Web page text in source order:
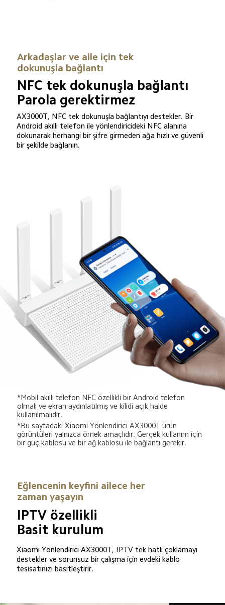
Arkadaşlar ve aile için tek
dokunuşla bağlantı
NFC tek dokunuşla bağlantı
Parola gerektirmez
AX3000T, NFC tek dokunuşla bağlantıyı destekler. Bir
Android akıllı telefon ile yönlendiricideki NFC alanına
dokunarak herhangi bir şifre girmeden ağa hızlı ve güvenli
bir şekilde bağlanın.
*Mobil akıllı telefon NFC özellikli bir Android telefon
olmalı ve ekran aydınlatılmış ve kilidi açık halde
kullanılmalıdır.
*Bu sayfadaki Xiaomi Yönlendirici AX3000T ürün
görüntüleri yalnızca örnek amaçlıdır. Gerçek kullanım için
bir güç kablosu ve bir ağ kablosu ile bağlantı gerekir.
Eğlencenin keyfini ailece her
zaman yaşayın
IPTV özellikli
Basit kurulum
Xiaomi Yönlendirici AX3000T, IPTV tek hatlı çoklamayı
destekler ve sorunsuz bir çalışma için evdeki kablo
tesisatınızı basitleştirir.